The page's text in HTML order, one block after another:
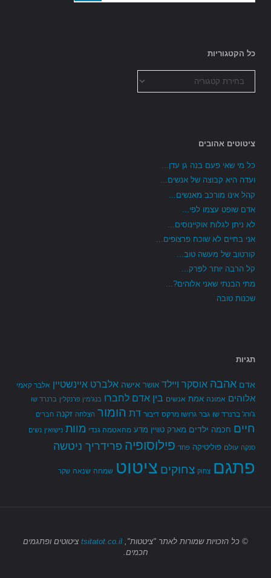
כל הקטגוריות
הקטגוריות
ציטוטים אהובים
כל מי שאי פעם בנה גן עדן...
ועדה היא קבוצה של אנשים...
קהל אינו מורכב מאנשים...
אדם שופט עצמו לפי...
לא ניתן לגלות אוקיינוסים...
אני בחיים לא שוכח פרצופים...
קורטוב של מעשה טוב...
קל הרבה יותר לפרק...
מתי הבנתי שאני אלוהים?...
שכנות טובה
תגיות
אדם אהבה אוסקר ויילד אושר אישה אלברט איינשטיין אלבר קאמי
אלוהים אמונה אמת אנשים בין אדם לחברו בנג'מין פרנקלין ברנרד שו
ג'ורג' ברנרד שו גבר גרושו מרקס דיבור דת הומור הצלחה זקנה חברים
חיים חכמה ילדים מארק טוויין מדע מהאטמה גנדי מוות נישואין נשים
סנקה עולם פוליטיקה פחד פילוסופיה פרידריך ניטשה
פתגם צחוק צחוקים ציטוט שמחה שנאה שקר
© כל הזכויות שמורות לאתר "ציטטות", tsitatot.co.il ציטוטים ופתגמים
חכמים.